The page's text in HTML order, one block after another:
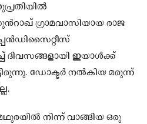
ഗ്രാമവാസിയായ രാജ
ഇയാൾക്ക്
ഡോക്ട‌ർ നൽകിയ മരുന്ന്
നിന്ന് വാങ്ങിയ ഒരു